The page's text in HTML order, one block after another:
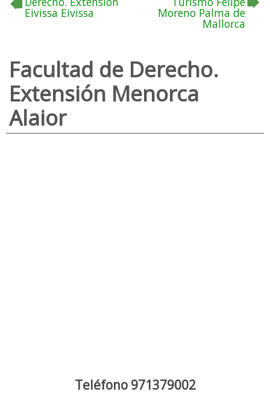
Eivissa Eivissa Moreno Palma de
Mallorca
Facultad de Derecho.
Extensión Menorca
Alaior
Teléfono 971379002